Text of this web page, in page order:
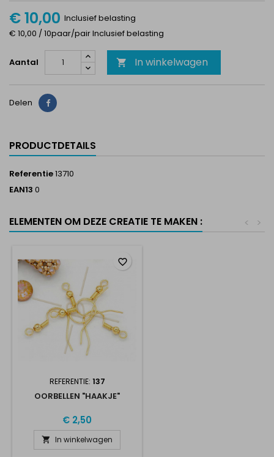
€ 10,00 Inclusief belasting
€ 10,00 / 10paar/pair Inclusief belasting
Aantal  In winkelwagen
Delen Delen
PRODUCTDETAILS
Referentie13710
EAN13 0
ELEMENTEN OM DEZE CREATIE TE MAKEN : >
<
REFERENTIE: 137
OORBELLEN "HAAKJE"
€ 2,50
 In winkelwagen
favorite_border